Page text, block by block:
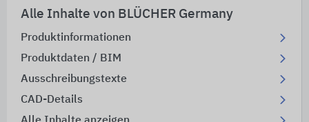
Alle Inhalte von BLÜCHER Germany
Produktinformationen
Produktdaten / BIM
Ausschreibungstexte
CAD-Details